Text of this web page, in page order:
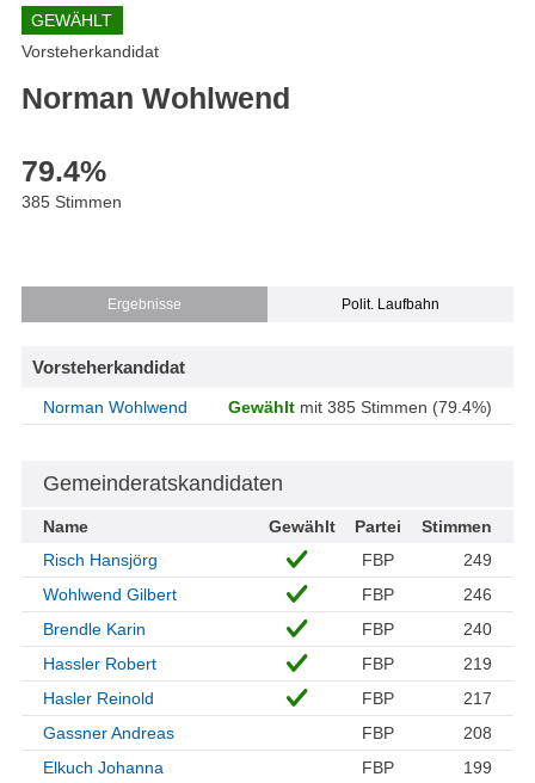
GEWÄHLT
Vorsteherkandidat
Norman Wohlwend
79.4%
385 Stimmen
Ergebnisse Polit. Laufbahn
Vorsteherkandidat
Norman Wohlwend Gewählt mit 385 Stimmen (79.4%)
Gemeinderatskandidaten
Name Gewählt Partei
Stimmen
Risch Hansjörg
FBP
249
Wohlwend Gilbert
FBP
246
Brendle Karin
FBP
240
Hassler Robert
FBP
219
Hasler Reinold
FBP
217
Gassner Andreas
FBP
208
Elkuch Johanna
FBP 199